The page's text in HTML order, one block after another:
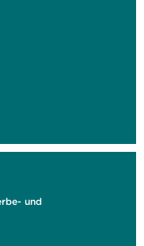
und